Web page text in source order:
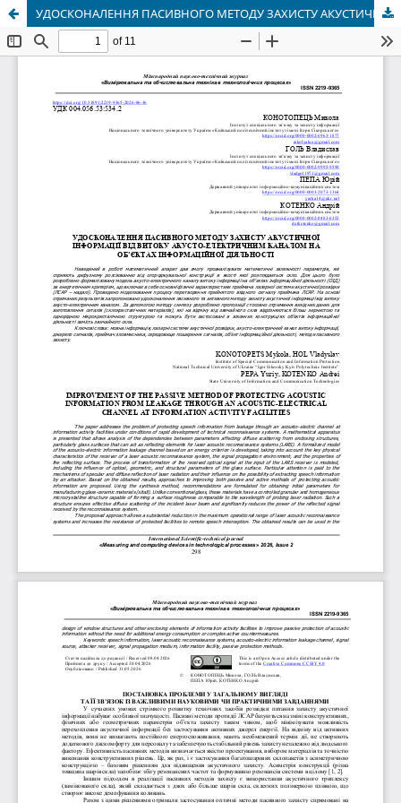
УДОСКОНАЛЕННЯ ПАСИВНОГО МЕТОДУ ЗАХИСТУ АКУСТИЧНОЇ ІНФОРМАЦІЇ ВІД ВИТОКУ АКУСТО-ЕЛЕКТРИЧНИМ КАНАЛОМ НА ОБ’ЄКТАХ ІНФОРМАЦІЙНОЇ ДІЯЛЬНОСТІ